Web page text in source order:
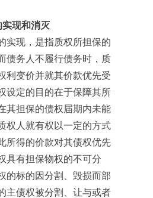
现和消灭
现，是指质权所担保的
债务人不履行债务时，质
利变价并就其价款优先受
设定的目的在于保障其所
其担保的债权届期内未能
权人就有权以一定的方式
所得的价款对其债权优先
具有担保物权的不可分
的标的因分割、毁损而部
主债权被分割、让与或者